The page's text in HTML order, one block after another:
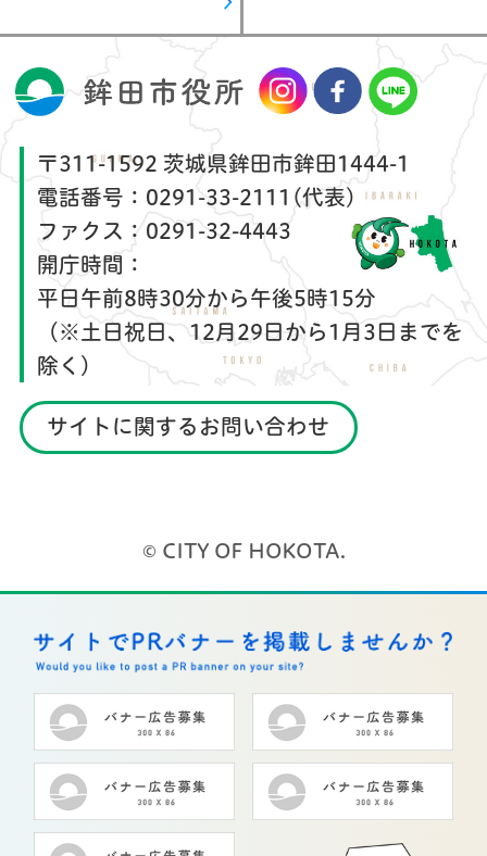
〒311-1592 茨城県鉾田市鉾田1444-1
電話番号： 0291-33-2111(代表)
ファクス： 0291-32-4443
開庁時間：
平日午前8時30分から午後5時15分
（※土日祝日、12月29日から1月3日までを
除く）
サイトに関するお問い合わせ
© CITY OF HOKOTA.